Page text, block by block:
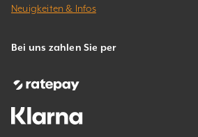
Neuigkeiten & Infos
Bei uns zahlen Sie per